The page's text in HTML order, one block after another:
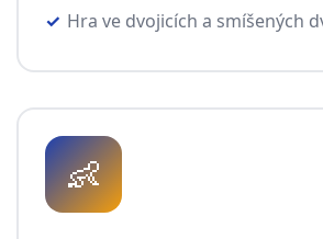
Hra ve dvojicích a smíšených
👶